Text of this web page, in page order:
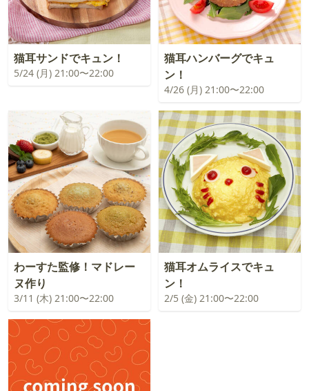
猫耳サンドでキュン！
5/24 (月) 21:00〜22:00
猫耳ハンバーグでキュ
ン！
4/26 (月) 21:00〜22:00
わーすた監修！マドレー
ヌ作り
3/11 (木) 21:00〜22:00
猫耳オムライスでキュ
ン！
2/5 (金) 21:00〜22:00